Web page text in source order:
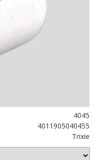
4045
4011905040455
Trixie